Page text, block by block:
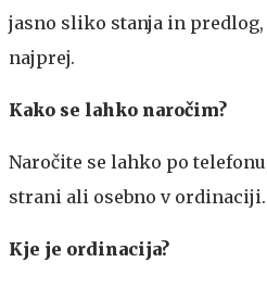
jasno sliko stanja in
najprej.
Kako se lahko naročim?
Naročite se lahko po
strani ali osebno v ordinaciji.
Kje je ordinacija?